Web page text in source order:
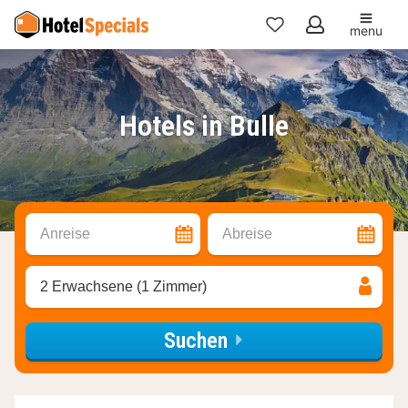
Meine
Favoriten
menu
Hotels in Bulle
Anreise Abreise
2 Erwachsene (1 Zimmer)
Suchen